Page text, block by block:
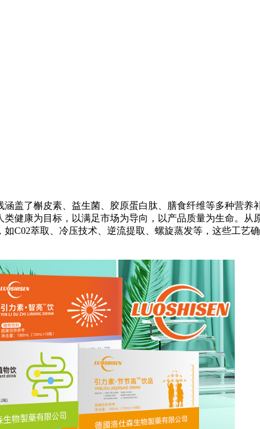
盖了槲皮素、益生菌、胶原蛋白肽、膳食纤维等多种营
健康为目标，以满足市场为导向，以产品质量为生命。
C02萃取、冷压技术、逆流提取、螺旋蒸发等，这些工